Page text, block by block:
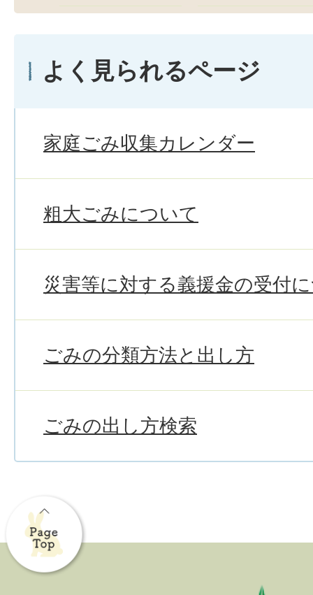
よく見られるページ
家庭ごみ収集カレンダー
粗大ごみについて
災害等に対する義援金の受付
ごみの分類方法と出し方
ごみの出し方検索